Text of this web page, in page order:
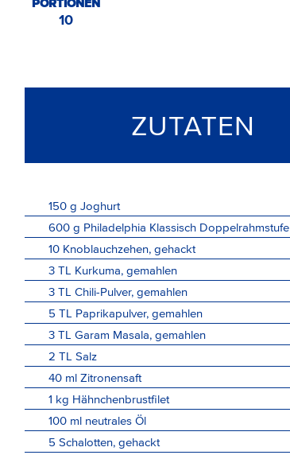
PORTIONEN
10
ZUTATEN
150 g Joghurt
600 g Philadelphia Klassisch Doppelrahmstufe
10 Knoblauchzehen, gehackt
3 TL Kurkuma, gemahlen
3 TL Chili-Pulver, gemahlen
5 TL Paprikapulver, gemahlen
3 TL Garam Masala, gemahlen
2 TL Salz
40 ml Zitronensaft
1 kg Hähnchenbrustfilet
100 ml neutrales Öl
5 Schalotten, gehackt